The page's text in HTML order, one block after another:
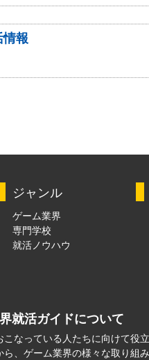
報
ジャンル
ゲーム業界
専門学校
就活ノウハウ
就活ガイドについて
なっている人たちに向けて役
、ゲーム業界の様々な取り組